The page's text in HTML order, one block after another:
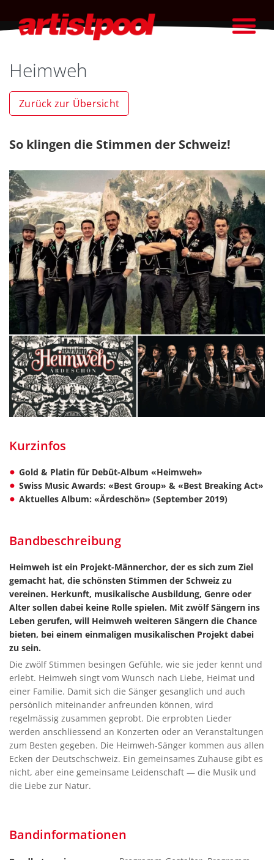
Heimweh
Zurück zur Übersicht
So klingen die Stimmen der Schweiz!
Kurzinfos
Gold & Platin für Debüt-Album «Heimweh»
Swiss Music Awards: «Best Group» & «Best Breaking Act»
Aktuelles Album: «Ärdeschön» (September 2019)
Bandbeschreibung
Heimweh ist ein Projekt-Männerchor, der es sich zum Ziel
gemacht hat, die schönsten Stimmen der Schweiz zu
vereinen. Herkunft, musikalische Ausbildung, Genre oder
Alter sollen dabei keine Rolle spielen. Mit zwölf Sängern ins
Leben gerufen, will Heimweh weiteren Sängern die Chance
bieten, bei einem einmaligen musikalischen Projekt dabei
zu sein.
Die zwölf Stimmen besingen Gefühle, wie sie jeder kennt und
erlebt. Heimweh singt vom Wunsch nach Liebe, Heimat und
einer Familie. Damit sich die Sänger gesanglich und auch
persönlich miteinander anfreunden können, wird
regelmässig zusammen geprobt. Die erprobten Lieder
werden anschliessend an Konzerten oder an Veranstaltungen
zum Besten gegeben. Die Heimweh-Sänger kommen aus allen
Ecken der Deutschschweiz. Ein gemeinsames Zuhause gibt es
nicht, aber eine gemeinsame Leidenschaft — die Musik und
die Liebe zur Natur.
Bandinformationen